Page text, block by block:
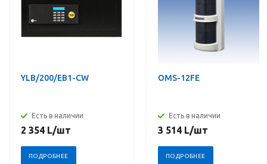
YLB/200/EB1-CW
Есть в наличии
2 354 L/шт
ПОДРОБНЕЕ
OMS-12FE
Есть в наличии
3 514 L/шт
ПОДРОБНЕЕ